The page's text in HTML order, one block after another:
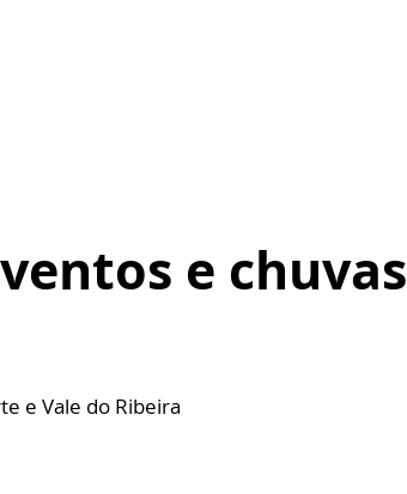
e chuvas
e Vale do Ribeira